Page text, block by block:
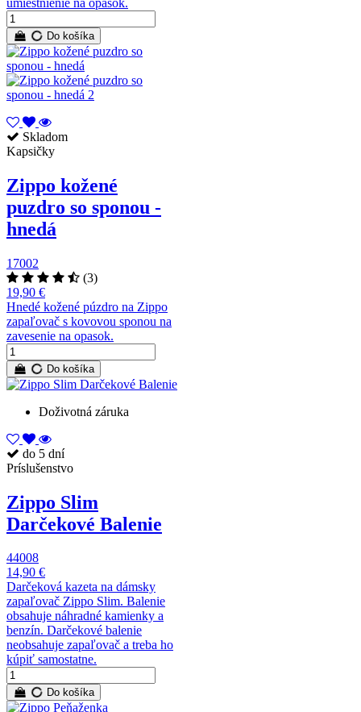
Do košíka
Skladom
Kapsičky
Zippo kožené
puzdro so sponou -
hnedá
17002
(3)
19,90 €
Hnedé kožené púzdro na Zippo
zapaľovač s kovovou sponou na
zavesenie na opasok.
Do košíka
Doživotná záruka
do 5 dní
Príslušenstvo
Zippo Slim
Darčekové Balenie
44008
14,90 €
Darčeková kazeta na dámsky
zapaľovač Zippo Slim. Balenie
obsahuje náhradné kamienky a
benzín. Darčekové balenie
neobsahuje zapaľovač a treba ho
kúpiť samostatne.
Do košíka